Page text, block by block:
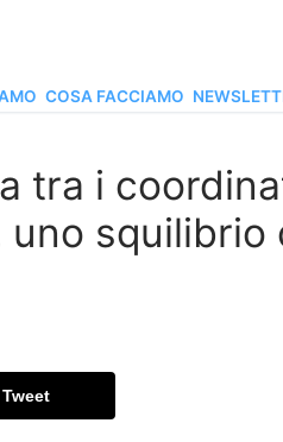
COSA FACCIAMO
tra i
squilibrio
Tweet